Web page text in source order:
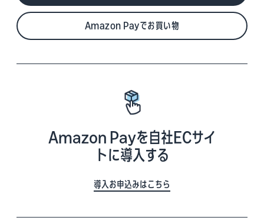
Amazon Payでお買い物
Amazon Payを自社ECサイ
トに導入する
導入お申込みはこちら